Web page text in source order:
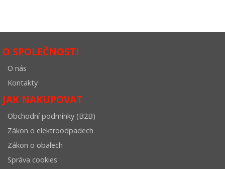
O SPOLEČNOSTI
O nás
Kontakty
JAK NAKUPOVAT
Obchodní podmínky (B2B)
Zákon o elektroodpadech
Zákon o obalech
Správa cookies